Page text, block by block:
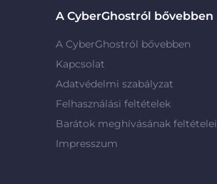
A CyberGhostról bővebben
A CyberGhostról bővebben
Kapcsolat
Adatvédelmi szabályzat
Felhasználási feltételek
Barátok meghívásának feltételei
Impresszum